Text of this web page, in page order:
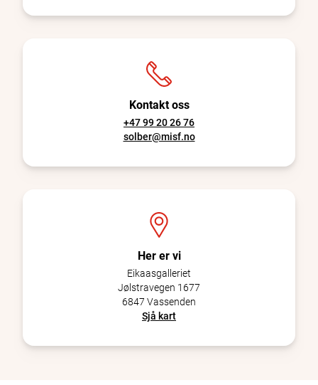
Kontakt oss
+47 99 20 26 76
solber@misf.no
Her er vi
Eikaasgalleriet
Jølstravegen 1677
6847 Vassenden
Sjå kart